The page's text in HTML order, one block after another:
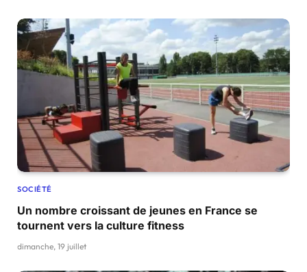
SOCIÉTÉ
Un nombre croissant de jeunes en France se
tournent vers la culture fitness
dimanche, 19 juillet